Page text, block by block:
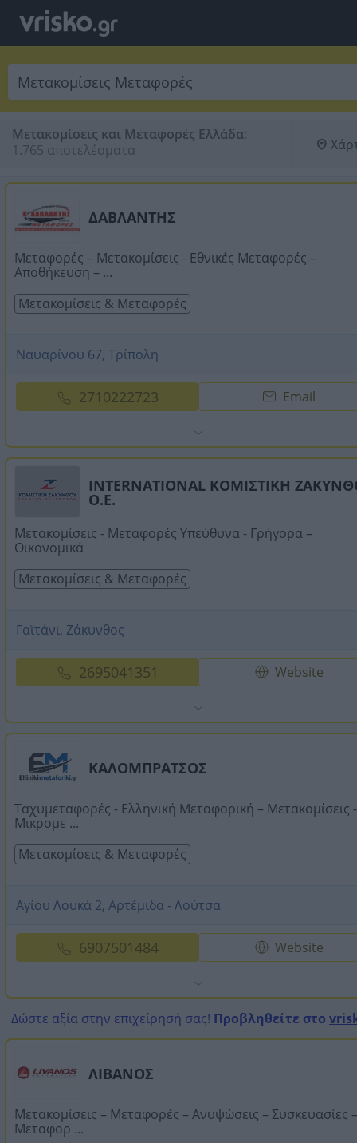
Μετακομίσεις και Μεταφορές Ελλάδα:
1.765 αποτελέσματα
ΔΑΒΛΑΝΤΗΣ
Μεταφορές – Μετακομίσεις - Εθνικές Μεταφορές –
Αποθήκευση – ...
Μετακομίσεις & Μεταφορές
Ναυαρίνου 67, Τρίπολη
2710222723 Email
INTERNATIONAL ΚΟΜΙΣΤΙΚΗ
Ο.Ε.
Μετακομίσεις - Μεταφορές Υπεύθυνα - Γρήγορα –
Οικονομικά
Μετακομίσεις & Μεταφορές
Γαϊτάνι, Ζάκυνθος
2695041351 Website
ΚΑΛΟΜΠΡΑΤΣΟΣ
Ταχυμεταφορές - Ελληνική Μεταφορική – Μετακομίσεις -
Μικρομε ...
Μετακομίσεις & Μεταφορές
Αγίου Λουκά 2, Αρτέμιδα - Λούτσα
6907501484 Website
Δώστε αξία στην επιχείρησή σας! Προβληθείτε στο
ΛΙΒΑΝΟΣ
Μετακομίσεις – Μεταφορές – Ανυψώσεις – Συσκευασίες –
Μεταφορ ...